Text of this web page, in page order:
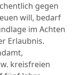
gegen
will, bedarf
im Achten
Erlaubnis.
kreisfreien